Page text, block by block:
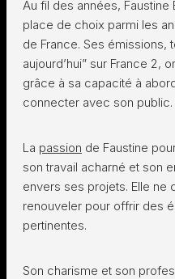
Au fil des années,
place de choix parmi les
de France. Ses émissions,
aujourd’hui” sur France 2,
grâce à sa capacité à
connecter avec son public.
La passion de Faustine
son travail acharné et son
envers ses projets. Elle ne
renouveler pour offrir des
pertinentes.
Son charisme et son